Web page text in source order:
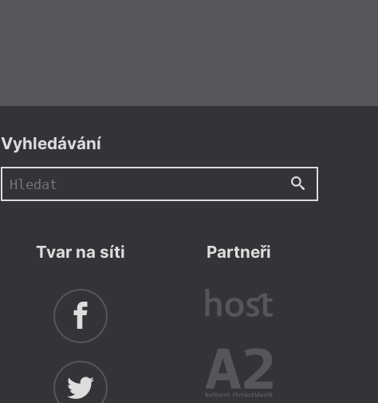
Vyhledávání
Tvar na síti Partneři